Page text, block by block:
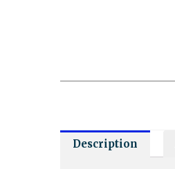
Description